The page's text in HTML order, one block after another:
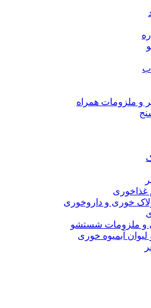
و ملزومات همراه
غذاخوری
خوری و داروخوری
و ملزومات شستشو
آبمیوه خوری